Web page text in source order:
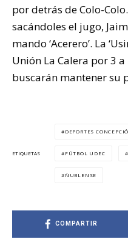
por detrás de Colo-
sacándoles el jugo,
mando ‘Acerero’. La
Unión La Calera por 3
buscarán mantener su
ETIQUETAS
DEPORTES
FÚTBOL UDEC
ÑUBLENSE
COMPARTIR